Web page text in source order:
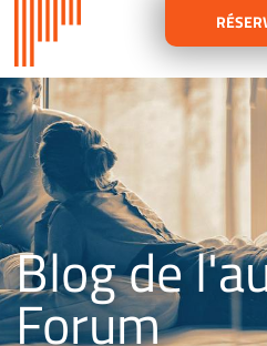
Blog de
Forum